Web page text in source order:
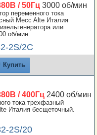
/ 50Гц 3000 об/мин
переменного тока
Mecc Alte Италия
или
об/мин.
2S/2C
Купить
/ 400Гц 2400 об/мин
тока трехфазный
Италия бесщеточный.
2S/20